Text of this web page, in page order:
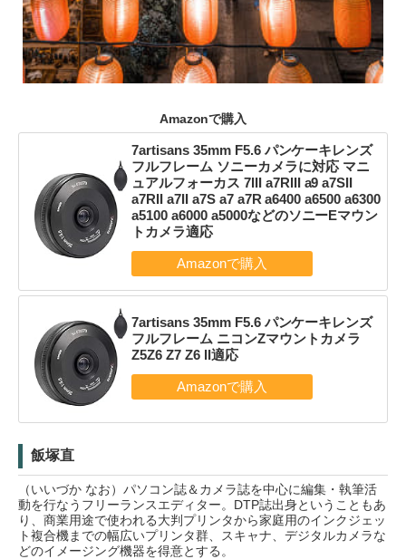
Amazonで購入
7artisans 35mm F5.6 パンケーキレンズ
フルフレーム ソニーカメラに対応 マニ
ュアルフォーカス 7III a7RIII a9 a7SII
a7RII a7II a7S a7 a7R a6400 a6500 a6300
a5100 a6000 a5000などのソニーEマウン
トカメラ適応
7artisans 35mm F5.6 パンケーキレンズ
フルフレーム ニコンZマウントカメラ
Z5Z6 Z7 Z6 II適応
飯塚直
（いいづか なお）パソコン誌＆カメラ誌を中心に編集・執筆活
動を行なうフリーランスエディター。DTP誌出身ということもあ
り、商業用途で使われる大判プリンタから家庭用のインクジェッ
ト複合機までの幅広いプリンタ群、スキャナ、デジタルカメラな
どのイメージング機器を得意とする。